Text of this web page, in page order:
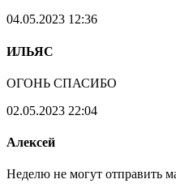
04.05.2023 12:36
ИЛЬЯС
ОГОНЬ СПАСИБО
02.05.2023 22:04
Алексей
Неделю не могут отправить